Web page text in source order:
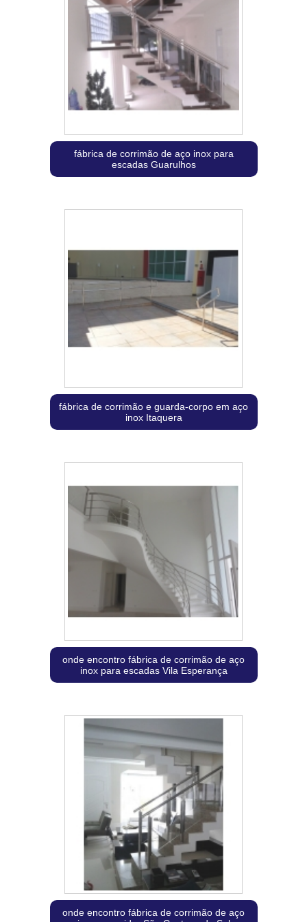
fábrica de corrimão de aço inox para
escadas Guarulhos
fábrica de corrimão e guarda-corpo em aço
inox Itaquera
onde encontro fábrica de corrimão de aço
inox para escadas Vila Esperança
onde encontro fábrica de corrimão de aço